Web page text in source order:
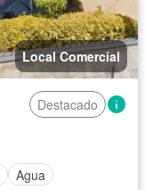
Local Comercial
Destacado
Agua